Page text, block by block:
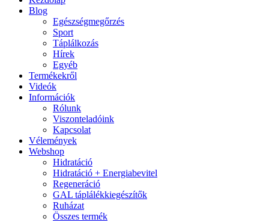
Blog
Egészségmegőrzés
Sport
Táplálkozás
Hírek
Egyéb
Termékekről
Videók
Információk
Rólunk
Viszonteladóink
Kapcsolat
Vélemények
Webshop
Hidratáció
Hidratáció + Energiabevitel
Regeneráció
GAL táplálékkiegészítők
Ruházat
Összes termék